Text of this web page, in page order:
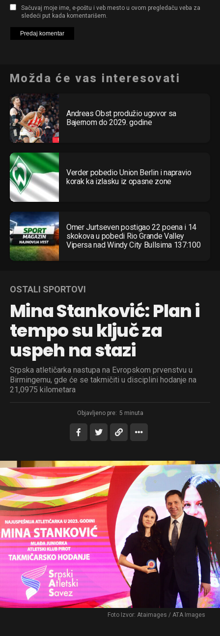
Sačuvaj moje ime, e-poštu i veb mesto u ovom pregledaču veba za
sledeći put kada komentarišem.
Možda će vas interesovati
Andreas Obst produžio ugovor sa
Bajernom do 2029. godine
Verder pobedio Union Berlin i napravio
korak ka izlasku iz opasne zone
Omer Jurtseven postigao 22 poena i 14
skokova u pobedi Rio Grande Valley
Vipersa nad Windy City Bullsima 137:100
OSTALI SPORTOVI
Mina Stanković: Plan i
tempo su ključ za
uspeh na stazi
Srpska atletičarka nastupa na Evropskom prvenstvu u
Birmingemu, gde će se takmičiti u disciplini hodanje na
21,0975 kilometara
Objavljeno pre: 5 minuta
Foto Izvor: Ataimages / ATA Images